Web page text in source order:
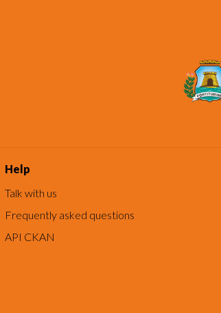
Help
Talk with us
Frequently asked questions
API CKAN